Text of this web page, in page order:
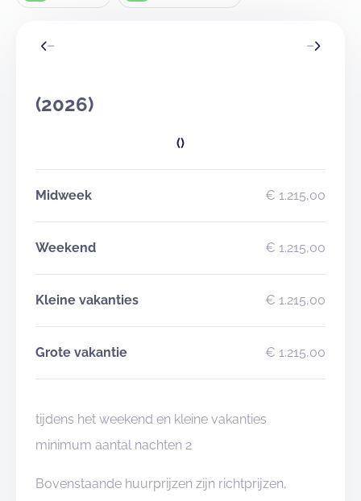
(2026)
()
Midweek € 1.215,00
Weekend € 1.215,00
Kleine vakanties € 1.215,00
Grote vakantie € 1.215,00
tijdens het weekend en kleine vakanties
minimum aantal nachten 2
Bovenstaande huurprijzen zijn richtprijzen,